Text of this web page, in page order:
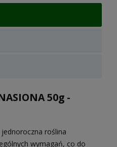
kosztów płatności
50g -
roślina
wymagań, co do